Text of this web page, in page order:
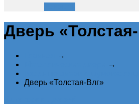
Дверь
→
→
Дверь «Толстая-Влг»